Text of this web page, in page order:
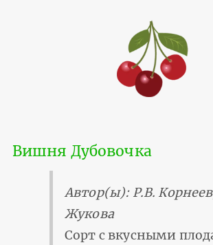
Вишня Дубовочка
Автор(ы): Р.В.
Жукова
Сорт с вкусными